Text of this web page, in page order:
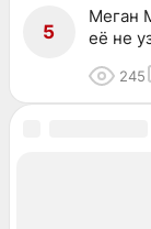
5
Меган
её не
245